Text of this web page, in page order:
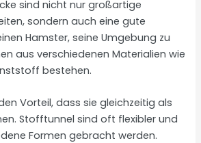
sind nicht nur großartige
sondern auch eine gute
Hamster, seine Umgebung zu
aus verschiedenen Materialien wie
bestehen.
Vorteil, dass sie gleichzeitig als
Stofftunnel sind oft flexibler und
Formen gebracht werden.